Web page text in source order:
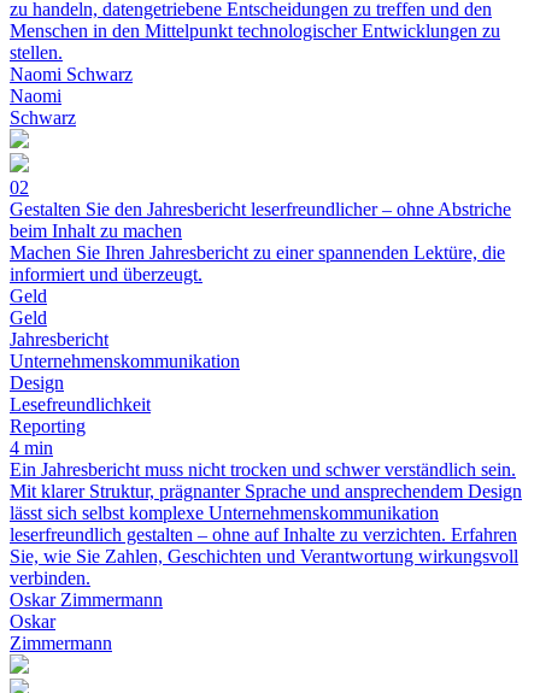
zu handeln, datengetriebene Entscheidungen zu treffen und den
Menschen in den Mittelpunkt technologischer Entwicklungen zu
stellen.
Naomi Schwarz
Naomi
Schwarz
02
Gestalten Sie den Jahresbericht leserfreundlicher – ohne Abstriche
beim Inhalt zu machen
Machen Sie Ihren Jahresbericht zu einer spannenden Lektüre, die
informiert und überzeugt.
Geld
Geld
Jahresbericht
Unternehmenskommunikation
Design
Lesefreundlichkeit
Reporting
4 min
Ein Jahresbericht muss nicht trocken und schwer verständlich sein.
Mit klarer Struktur, prägnanter Sprache und ansprechendem Design
lässt sich selbst komplexe Unternehmenskommunikation
leserfreundlich gestalten – ohne auf Inhalte zu verzichten. Erfahren
Sie, wie Sie Zahlen, Geschichten und Verantwortung wirkungsvoll
verbinden.
Oskar Zimmermann
Oskar
Zimmermann